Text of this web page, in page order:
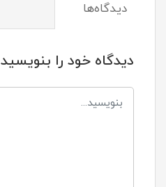
دیدگاه‌ها
دیدگاه خود را بنویسید